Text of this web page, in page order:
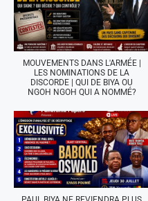
MOUVEMENTS DANS L'ARMÉE |
LES NOMINATIONS DE LA
DISCORDE | QUI DE BIYA OU
NGOH NGOH QUI A NOMMÉ?